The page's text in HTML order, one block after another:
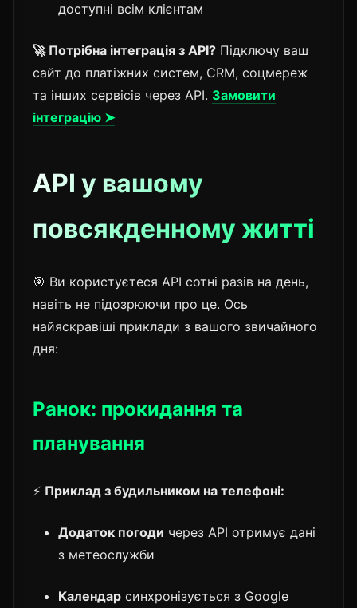
доступні всім клієнтам
🚀 Потрібна інтеграція з API? Підключу ваш
сайт до платіжних систем, CRM, соцмереж
та інших сервісів через API. Замовити
інтеграцію ➤
API у вашому
повсякденному житті
🎯 Ви користуєтеся API сотні разів на день,
навіть не підозрюючи про це. Ось
найяскравіші приклади з вашого звичайного
дня:
Ранок: прокидання та
планування
⚡ Приклад з будильником на телефоні:
Додаток погоди через API отримує дані
з метеослужби
Календар синхронізується з Google